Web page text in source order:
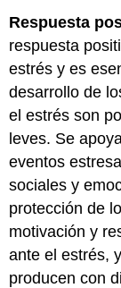
Respuesta
respuesta
estrés y es
desarrollo de
el estrés son
leves. Se
eventos
sociales y
protección de
motivación y
ante el estrés,
producen con